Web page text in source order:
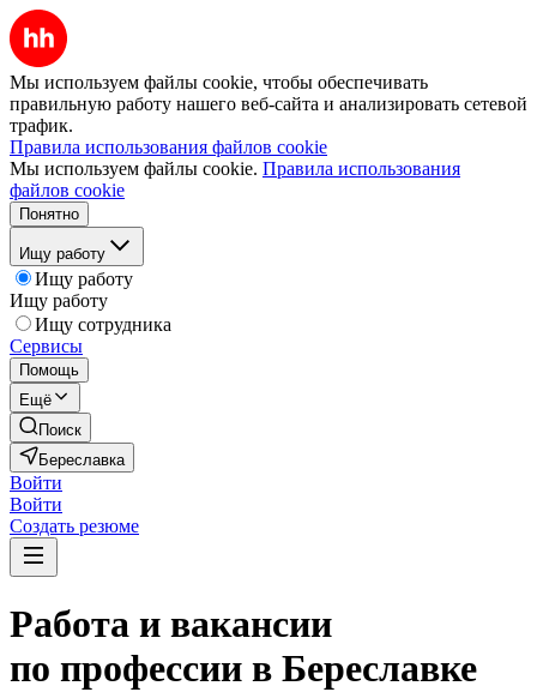
Мы используем файлы cookie, чтобы обеспечивать
правильную работу нашего веб-сайта и анализировать сетевой
трафик.
Правила использования файлов cookie
Мы используем файлы cookie. Правила использования
файлов cookie
Понятно
Ищу работу
Ищу работу
Ищу работу
Ищу сотрудника
Сервисы
Помощь
Ещё
Поиск
Береславка
Войти
Войти
Создать резюме
Работа и вакансии
по профессии в Береславке